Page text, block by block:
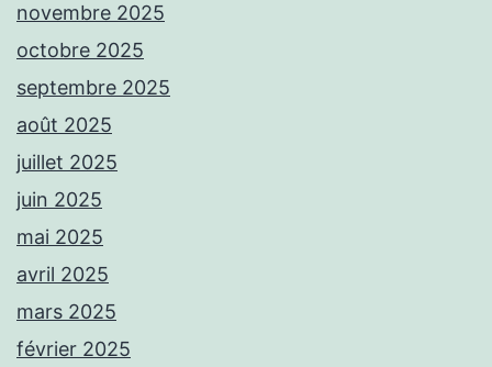
novembre 2025
octobre 2025
septembre 2025
août 2025
juillet 2025
juin 2025
mai 2025
avril 2025
mars 2025
février 2025